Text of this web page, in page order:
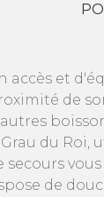
accès et
de
du
de